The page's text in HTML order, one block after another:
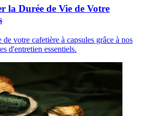
la Durée de Vie de Votre
votre cafetière à capsules grâce à nos
d'entretien essentiels.